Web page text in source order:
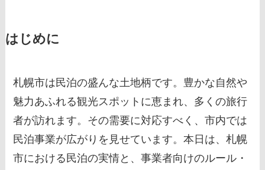
はじめに
札幌市は民泊の盛んな土地柄です。豊かな自然や
魅力あふれる観光スポットに恵まれ、多くの旅行
者が訪れます。その需要に対応すべく、市内では
民泊事業が広がりを見せています。本日は、札幌
市における民泊の実情と、事業者向けのルール・